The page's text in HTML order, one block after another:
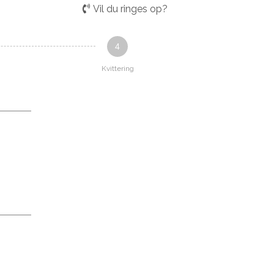
Vil du ringes op?
4
Kvittering